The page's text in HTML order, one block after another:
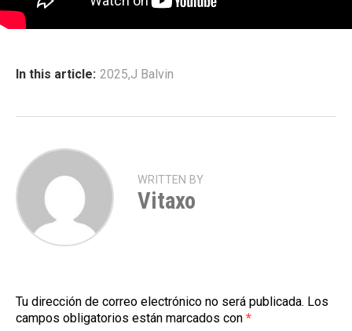
In this article: 2025,J Balvin
WRITTEN BY
Vitaxo
Tu dirección de correo electrónico no será publicada. Los
campos obligatorios están marcados con *